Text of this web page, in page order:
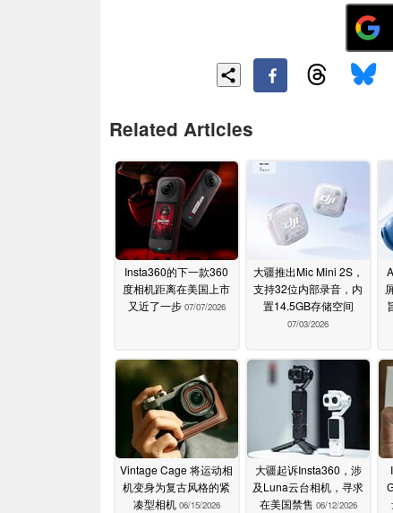
Related Articles
Insta360的下一款360
度相机距离在美国上市
又近了一步 07/07/2026
大疆推出Mic Mini 2S，
支持32位内部录音，内
置14.5GB存储空间
07/03/2026
Vintage Cage 将运动相
机变身为复古风格的紧
凑型相机 06/15/2026
大疆起诉Insta360，涉
及Luna云台相机，寻求
在美国禁售 06/12/2026